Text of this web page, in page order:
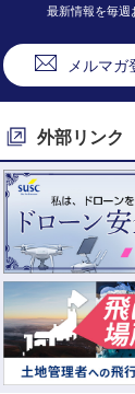
最新情報を毎週
メルマガ
外部リンク